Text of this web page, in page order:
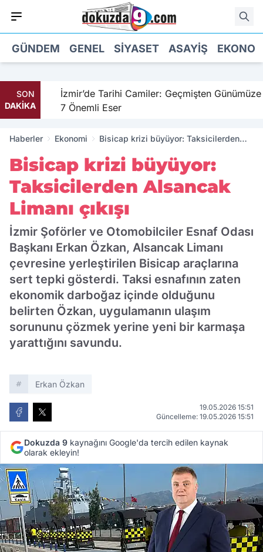
GÜNDEM GENEL SIYASET ASAYIŞ
SON
DAKİKA
İzmir’de Tarihi Camiler: Geçmişten Günümüze
7 Önemli Eser
Haberler Ekonomi
Bisicap krizi büyüyor: Taksicilerden
Bisicap krizi büyüyor:
Taksicilerden Alsancak
Limanı çıkışı
İzmir Şoförler ve Otomobilciler Esnaf Odası
Başkanı Erkan Özkan, Alsancak Limanı
çevresine yerleştirilen Bisicap araçlarına
sert tepki gösterdi. Taksi esnafının zaten
ekonomik darboğaz içinde olduğunu
belirten Özkan, uygulamanın ulaşım
sorununu çözmek yerine yeni bir karmaşa
yarattığını savundu.
Erkan Özkan
19.05.2026 15:51
Güncelleme: 19.05.2026 15:51
Dokuzda 9 kaynağını Google'da tercih edilen kaynak
olarak ekleyin!